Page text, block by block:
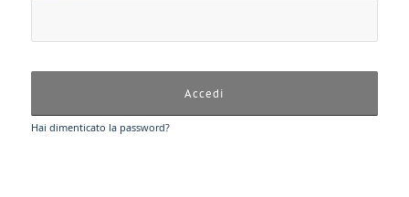
Hai dimenticato la password?